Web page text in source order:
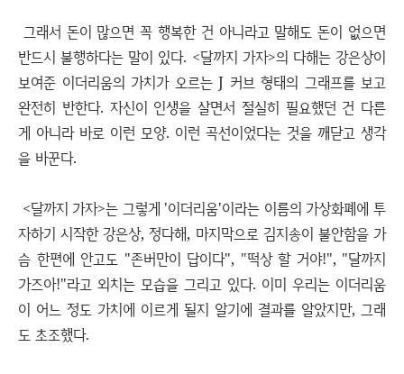
그래서 돈이 많으면 꼭 행복한 건 아니라고 말해도 돈이 없으면
반드시 불행하다는 말이 있다. <달까지 가자>의 다해는 강은상이
보여준 이더리움의 가치가 오르는 J 커브 형태의 그래프를 보고
완전히 반한다. 자신이 인생을 살면서 절실히 필요했던 건 다른
게 아니라 바로 이런 모양. 이런 곡선이었다는 것을 깨닫고 생각
을 바꾼다.
<달까지 가자>는 그렇게 '이더리움'이라는 이름의 가상화폐에 투
자하기 시작한 강은상, 정다해, 마지막으로 김지송이 불안함을 가
슴 한편에 안고도 "존버만이 답이다", "떡상 할 거야!", "달까지
가즈아!"라고 외치는 모습을 그리고 있다. 이미 우리는 이더리움
이 어느 정도 가치에 이르게 될지 알기에 결과를 알았지만, 그래
도 초조했다.